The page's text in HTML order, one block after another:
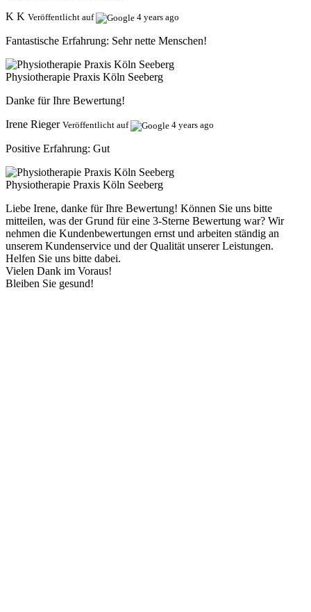
K K Veröffentlicht auf 4 years ago
Fantastische Erfahrung: Sehr nette Menschen!
Physiotherapie Praxis Köln Seeberg
Danke für Ihre Bewertung!
Irene Rieger Veröffentlicht auf 4 years ago
Positive Erfahrung: Gut
Physiotherapie Praxis Köln Seeberg
Liebe Irene, danke für Ihre Bewertung! Können Sie uns bitte
mitteilen, was der Grund für eine 3-Sterne Bewertung war? Wir
nehmen die Kundenbewertungen ernst und arbeiten ständig an
unserem Kundenservice und der Qualität unserer Leistungen.
Helfen Sie uns bitte dabei.
Vielen Dank im Voraus!
Bleiben Sie gesund!